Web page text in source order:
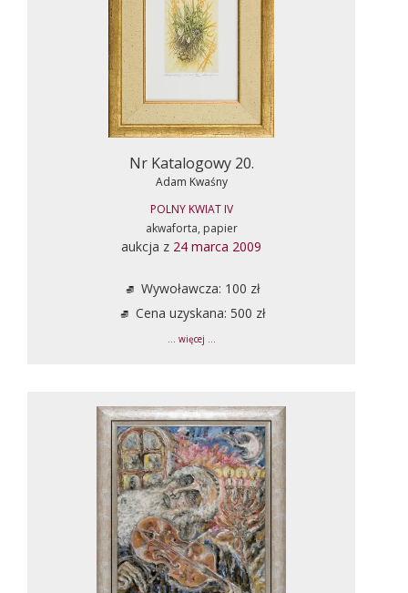
Nr Katalogowy 20.
Adam Kwaśny
POLNY KWIAT IV
akwaforta, papier
aukcja z 24 marca 2009
Wywoławcza: 100 zł
Cena uzyskana: 500 zł
... więcej ...